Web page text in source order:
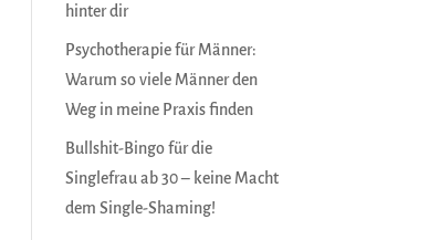
hinter dir
Psychotherapie für Männer:
Warum so viele Männer den
Weg in meine Praxis finden
Bullshit-Bingo für die
Singlefrau ab 30 – keine Macht
dem Single-Shaming!